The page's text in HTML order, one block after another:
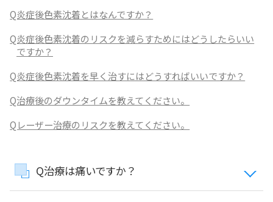
Q炎症後色素沈着とはなんですか？
Q炎症後色素沈着のリスクを減らすためにはどうしたらいい
ですか？
Q炎症後色素沈着を早く治すにはどうすればいいですか？
Q治療後のダウンタイムを教えてください。
Qレーザー治療のリスクを教えてください。
Q治療は痛いですか？